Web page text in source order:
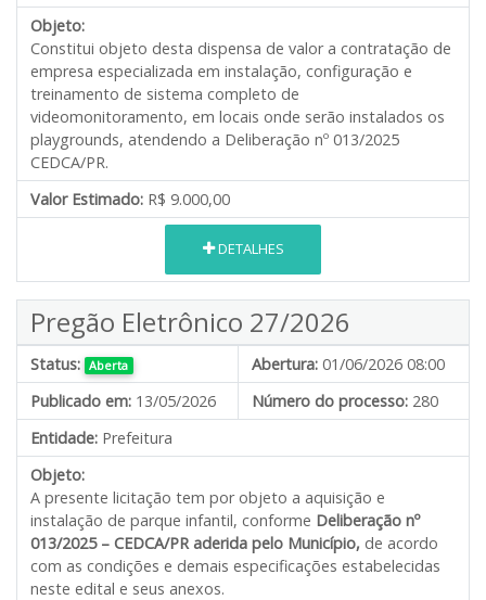
Objeto:
Constitui objeto desta dispensa de valor a contratação de
empresa especializada em instalação, configuração e
treinamento de sistema completo de
videomonitoramento, em locais onde serão instalados os
playgrounds, atendendo a Deliberação nº 013/2025
CEDCA/PR.
Valor Estimado: R$ 9.000,00
DETALHES
Pregão Eletrônico 27/2026
Status: Aberta Abertura: 01/06/2026 08:00
Publicado em: 13/05/2026 Número do processo: 280
Entidade: Prefeitura
Objeto:
A presente licitação tem por objeto a aquisição e
instalação de parque infantil, conforme Deliberação nº
013/2025 – CEDCA/PR aderida pelo Município, de acordo
com as condições e demais especificações estabelecidas
neste edital e seus anexos.